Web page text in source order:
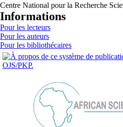
Centre National pour la Recherche
Informations
Pour les lecteurs
Pour les auteurs
Pour les bibliothécaires